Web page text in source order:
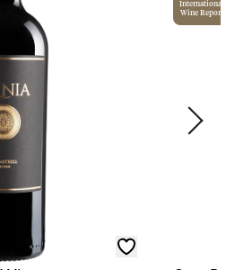
International
Wine Report